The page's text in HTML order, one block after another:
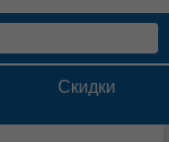
Скидки